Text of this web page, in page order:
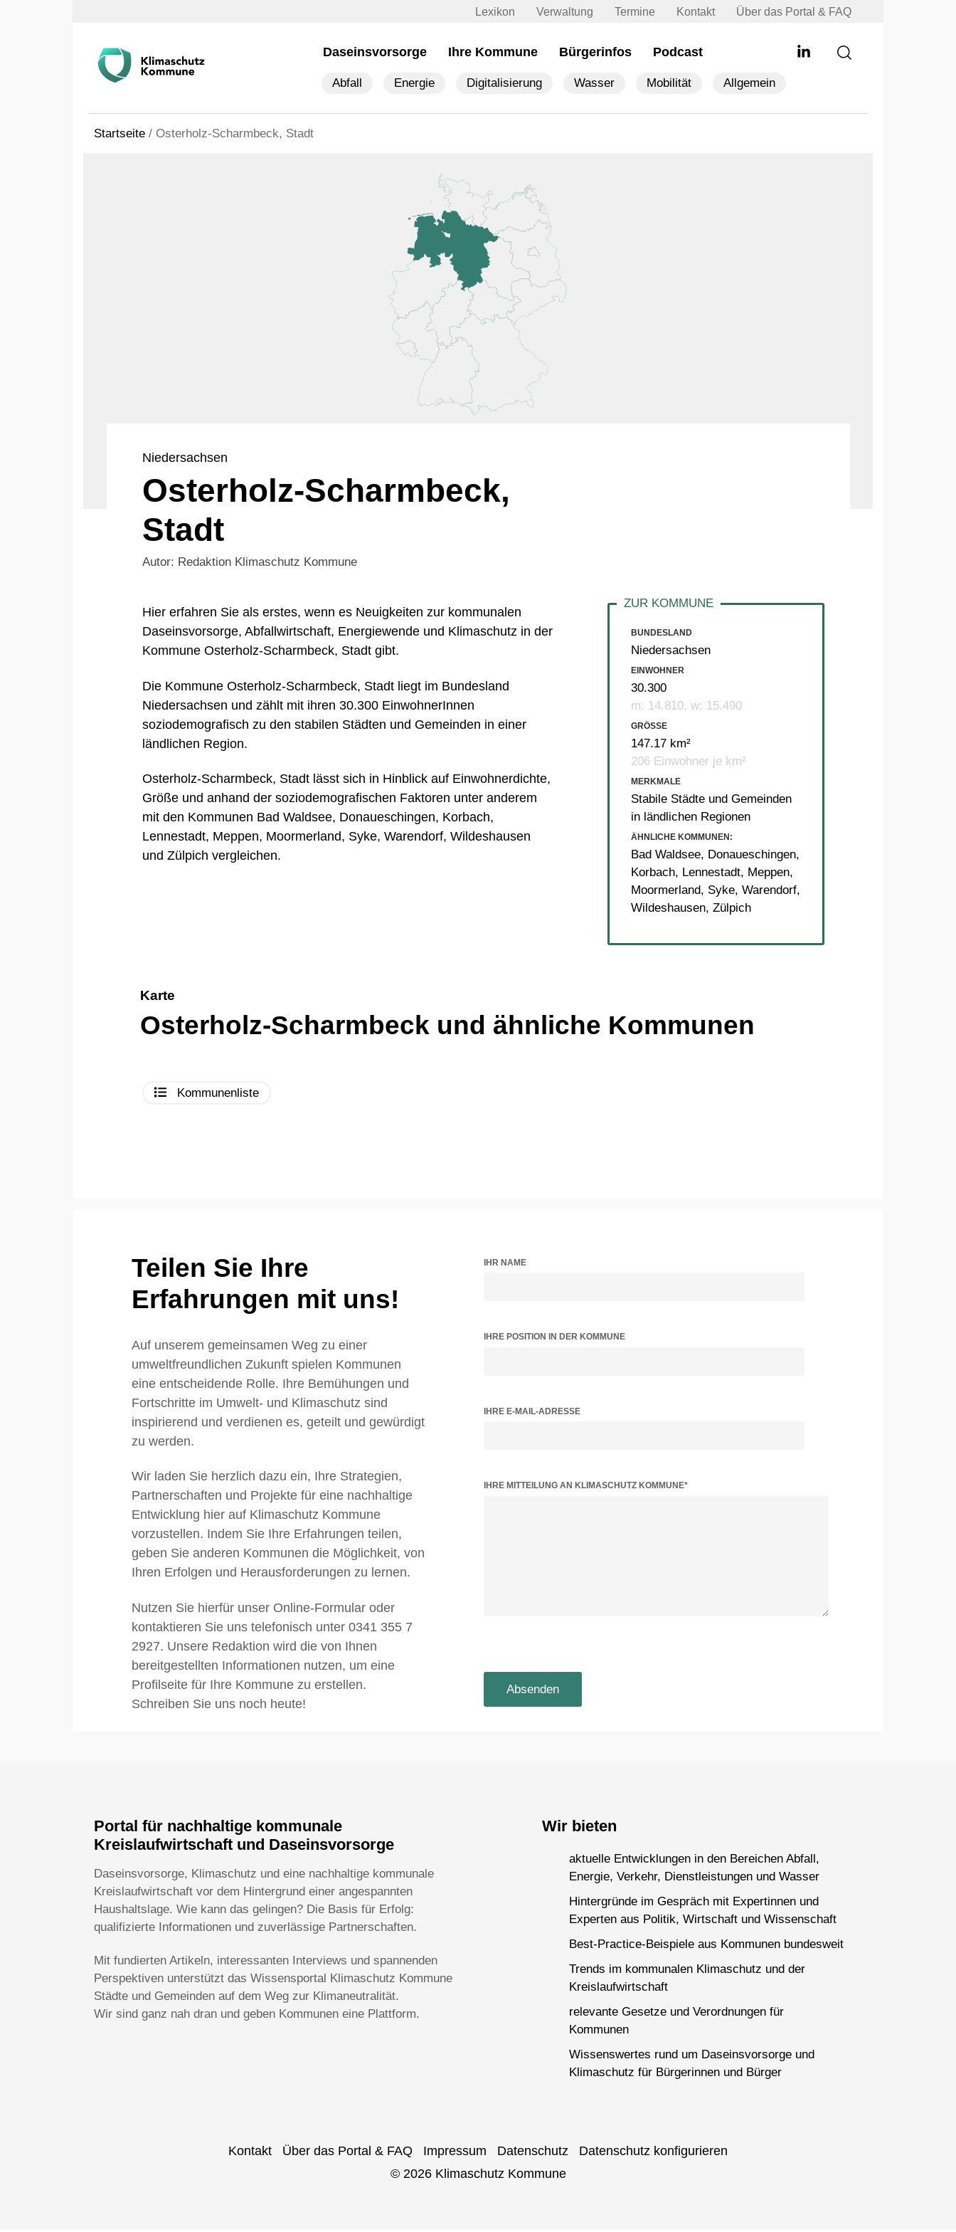
Lexikon Verwaltung Termine Kontakt Über das Portal & FAQ
Daseinsvorsorge Ihre Kommune Bürgerinfos Podcast
Abfall Energie Digitalisierung Wasser Mobilität Allgemein
Startseite / Osterholz-Scharmbeck, Stadt
Niedersachsen
Osterholz-Scharmbeck,
Stadt
Autor: Redaktion Klimaschutz Kommune
Hier erfahren Sie als erstes, wenn es Neuigkeiten zur kommunalen
Daseinsvorsorge, Abfallwirtschaft, Energiewende und Klimaschutz in der
Kommune Osterholz-Scharmbeck, Stadt gibt.
Die Kommune Osterholz-Scharmbeck, Stadt liegt im Bundesland
Niedersachsen und zählt mit ihren 30.300 EinwohnerInnen
soziodemografisch zu den stabilen Städten und Gemeinden in einer
ländlichen Region.
Osterholz-Scharmbeck, Stadt lässt sich in Hinblick auf Einwohnerdichte,
Größe und anhand der soziodemografischen Faktoren unter anderem
mit den Kommunen Bad Waldsee, Donaueschingen, Korbach,
Lennestadt, Meppen, Moormerland, Syke,Warendorf,Wildeshausen
undZülpich vergleichen.
BUNDESLAND
Niedersachsen
EINWOHNER
30.300
m: 14.810, w: 15.490
GRÖSSE
147.17 km²
206 Einwohner je km²
MERKMALE
Stabile Städte und Gemeinden
in ländlichen Regionen
ÄHNLICHE KOMMUNEN:
Bad Waldsee, Donaueschingen,
Korbach, Lennestadt, Meppen,
Moormerland, Syke,Warendorf,
Wildeshausen,Zülpich
Karte
Osterholz-Scharmbeck und ähnliche Kommunen
Kommunenliste
Teilen Sie Ihre
Erfahrungen mit uns!
Auf unserem gemeinsamen Weg zu einer
umweltfreundlichen Zukunft spielen Kommunen
eine entscheidende Rolle. Ihre Bemühungen und
Fortschritte im Umwelt- und Klimaschutz sind
inspirierend und verdienen es, geteilt und gewürdigt
zu werden.
Wir laden Sie herzlich dazu ein, Ihre Strategien,
Partnerschaften und Projekte für eine nachhaltige
Entwicklung hier auf Klimaschutz Kommune
vorzustellen. Indem Sie Ihre Erfahrungen teilen,
geben Sie anderen Kommunen die Möglichkeit, von
Ihren Erfolgen und Herausforderungen zu lernen.
Nutzen Sie hierfür unser Online-Formular oder
kontaktieren Sie uns telefonisch unter 0341 355 7
2927. Unsere Redaktion wird die von Ihnen
bereitgestellten Informationen nutzen, um eine
Profilseite für Ihre Kommune zu erstellen.
Schreiben Sie uns noch heute!
IHR NAME
IHRE POSITION IN DER KOMMUNE
IHRE E-MAIL-ADRESSE
BITTE LASSE DIESES FELD LEER.
IHRE MITTEILUNG AN KLIMASCHUTZ KOMMUNE*
Portal für nachhaltige kommunale
Kreislaufwirtschaft und Daseinsvorsorge
Daseinsvorsorge, Klimaschutz und eine nachhaltige kommunale
Kreislaufwirtschaft vor dem Hintergrund einer angespannten
Haushaltslage. Wie kann das gelingen? Die Basis für Erfolg:
qualifizierte Informationen und zuverlässige Partnerschaften.
Mit fundierten Artikeln, interessanten Interviews und spannenden
Perspektiven unterstützt das Wissensportal Klimaschutz Kommune
Städte und Gemeinden auf dem Weg zur Klimaneutralität.
Wir sind ganz nah dran und geben Kommunen eine Plattform.
Wir bieten
aktuelle Entwicklungen in den Bereichen Abfall,
Energie, Verkehr, Dienstleistungen und Wasser
Hintergründe im Gespräch mit Expertinnen und
Experten aus Politik, Wirtschaft und Wissenschaft
Best-Practice-Beispiele aus Kommunen bundesweit
Trends im kommunalen Klimaschutz und der
Kreislaufwirtschaft
relevante Gesetze und Verordnungen für
Kommunen
Wissenswertes rund um Daseinsvorsorge und
Klimaschutz für Bürgerinnen und Bürger
Kontakt Über das Portal & FAQ Impressum Datenschutz
Datenschutz konfigurieren
© 2026 Klimaschutz Kommune